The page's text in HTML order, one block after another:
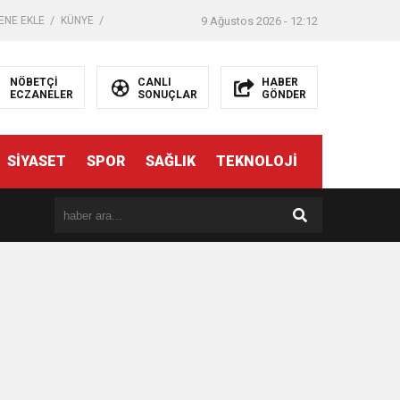
EKLE KÜNYE 9 Ağustos 2026 - 12:12
NÖBETÇİ
ECZANELER
CANLI
SONUÇLAR
HABER
GÖNDER
SİYASET SPOR SAĞLIK TEKNOLOJİ